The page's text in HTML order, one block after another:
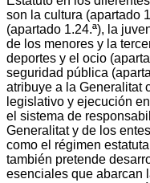
son la cultura (apartado
(apartado 1.24.ª), la
de los menores y la
deportes y el ocio
seguridad pública
atribuye a la Generalitat
legislativo y ejecución
el sistema de
Generalitat y de los
como el régimen
también pretende
esenciales que abarcan